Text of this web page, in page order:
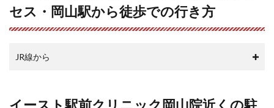
セス・岡山駅から徒歩での行き方
JR線から
イースト駅前クリニック岡山院近くの駐